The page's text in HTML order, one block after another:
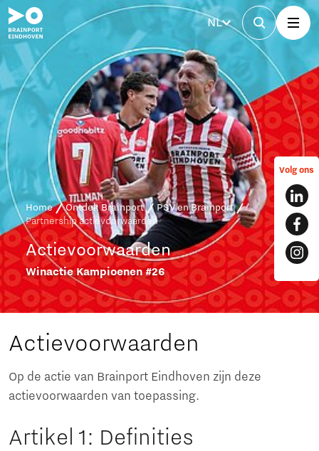
NL
Home Ontdek Brainport
PSV en Brainport
Partnership actievoorwaarden
Actievoorwaarden
Winactie Kampioenen #26
Volg ons
Actievoorwaarden
Op de actie van Brainport Eindhoven zijn deze
actievoorwaarden van toepassing.
Artikel 1: Definities